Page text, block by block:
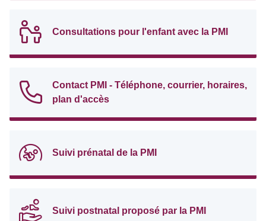
Consultations pour l'enfant avec la PMI
Contact PMI - Téléphone, courrier, horaires,
plan d'accès
Suivi prénatal de la PMI
Suivi postnatal proposé par la PMI